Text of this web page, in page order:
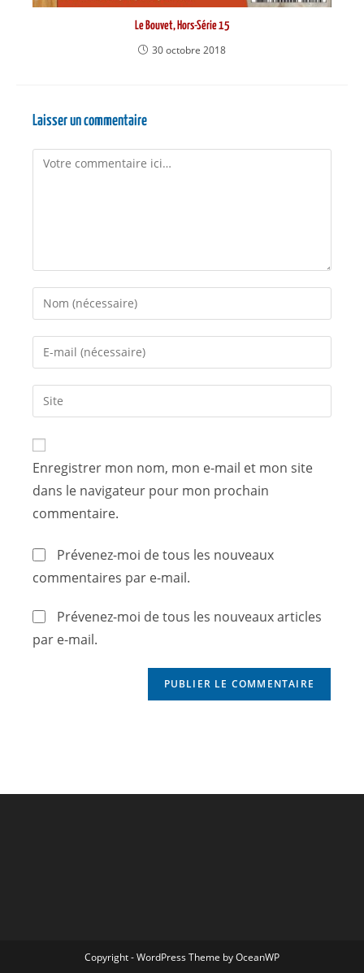
Le Bouvet, Hors-Série 15
30 octobre 2018
Laisser un commentaire
Enregistrer mon nom, mon e-mail et mon site
dans le navigateur pour mon prochain
commentaire.
Prévenez-moi de tous les nouveaux
commentaires par e-mail.
Prévenez-moi de tous les nouveaux articles
par e-mail.
Copyright - WordPress Theme by OceanWP